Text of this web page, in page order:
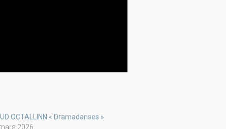
OCTALLINN « Dramadanses »
2026